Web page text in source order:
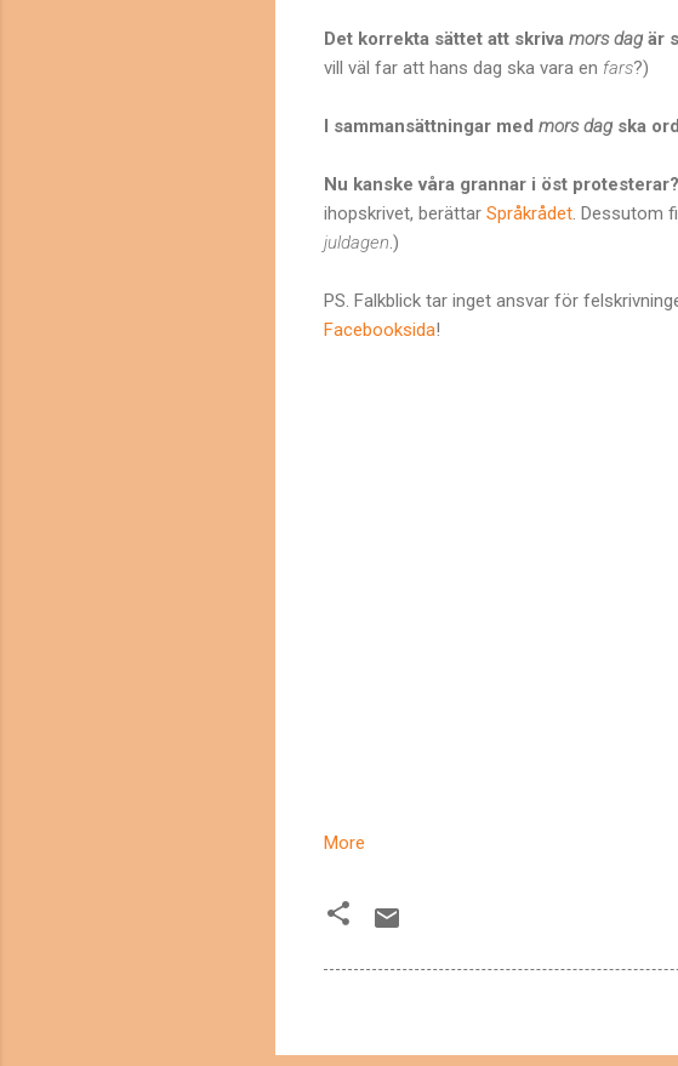
Det korrekta sättet att skriva mors dag är
vill väl far att hans dag ska vara en fars?)
I sammansättningar med mors dag ska
Nu kanske våra grannar i öst protesterar?
ihopskrivet, berättar Språkrådet . Dessutom
juldagen .)
PS. Falkblick tar inget ansvar för
Facebooksida!
More